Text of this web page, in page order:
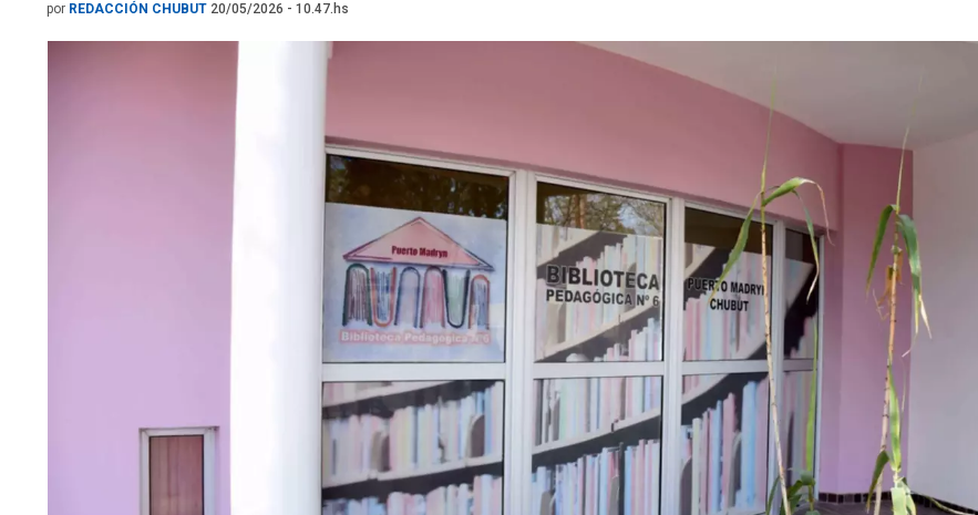
por REDACCIÓN CHUBUT 20/05/2026 - 10.47.hs